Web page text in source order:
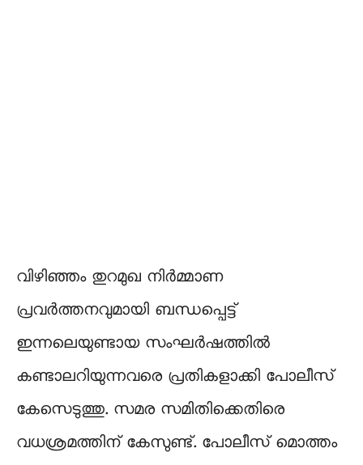
വിഴിഞ്ഞം തുറമുഖ നിർമ്മാണ
പ്രവർത്തനവുമായി ബന്ധപ്പെട്ട്
ഇന്നലെയുണ്ടായ സംഘര്‍ഷത്തിൽ
കണ്ടാലറിയുന്നവരെ പ്രതികളാക്കി പോലീസ്
കേസെടുത്തു. സമര സമിതിക്കെതിരെ
വധശ്രമത്തിന് കേസുണ്ട്. പോലീസ് മൊത്തം